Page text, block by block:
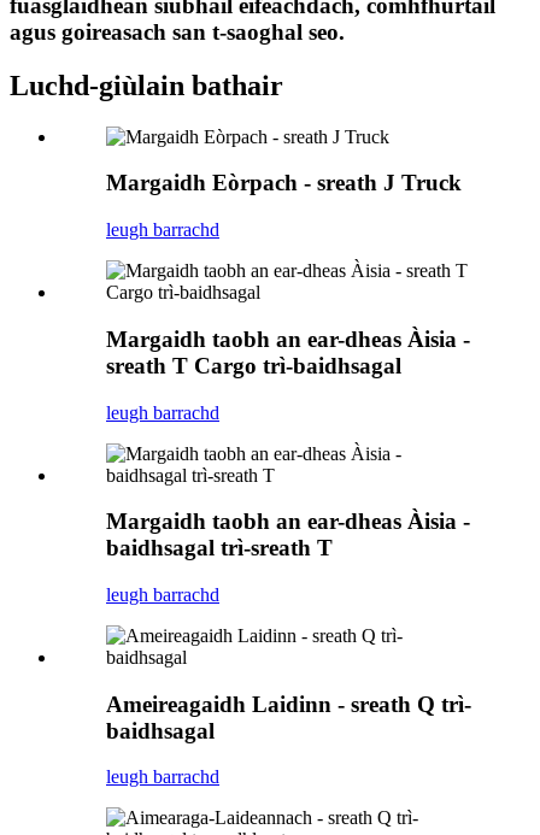
fuasglaidhean siubhail èifeachdach, comhfhurtail
agus goireasach san t-saoghal seo.
Luchd-giùlain bathair
Margaidh Eòrpach - sreath J Truck
leugh barrachd
Margaidh taobh an ear-dheas Àisia -
sreath T Cargo trì-baidhsagal
leugh barrachd
Margaidh taobh an ear-dheas Àisia -
baidhsagal trì-sreath T
leugh barrachd
Ameireagaidh Laidinn - sreath Q trì-
baidhsagal
leugh barrachd